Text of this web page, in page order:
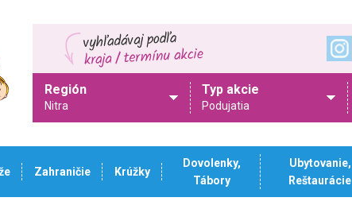
Región
Nitra
Typ akcie
Podujatia
Zahraničie Krúžky
Dovolenky,
Tábory
Ubytovanie,
Reštaurácie